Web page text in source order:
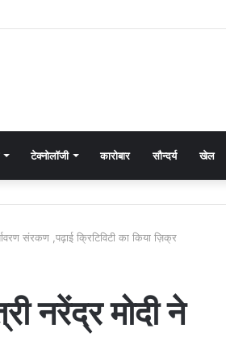
टेक्नोलॉजी कारोबार सौन्दर्य खेल
संरकण ,पढ़ाई क्रिटिविटी का किया ज़िक्र
नरेंद्र मोदी ने